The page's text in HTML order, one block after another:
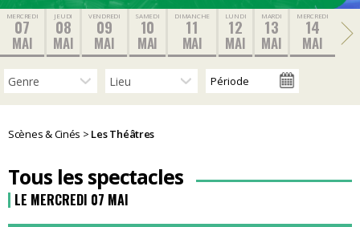
MERCREDI
07
MAI
JEUDI
08
MAI
VENDREDI
09
MAI
SAMEDI
10
MAI
DIMANCHE
11
MAI
LUNDI
12
MAI
MARDI
13
MAI
MERCREDI
14
MAI
Scènes & Cinés > Les Théâtres
Tous les spectacles
LE MERCREDI 07 MAI